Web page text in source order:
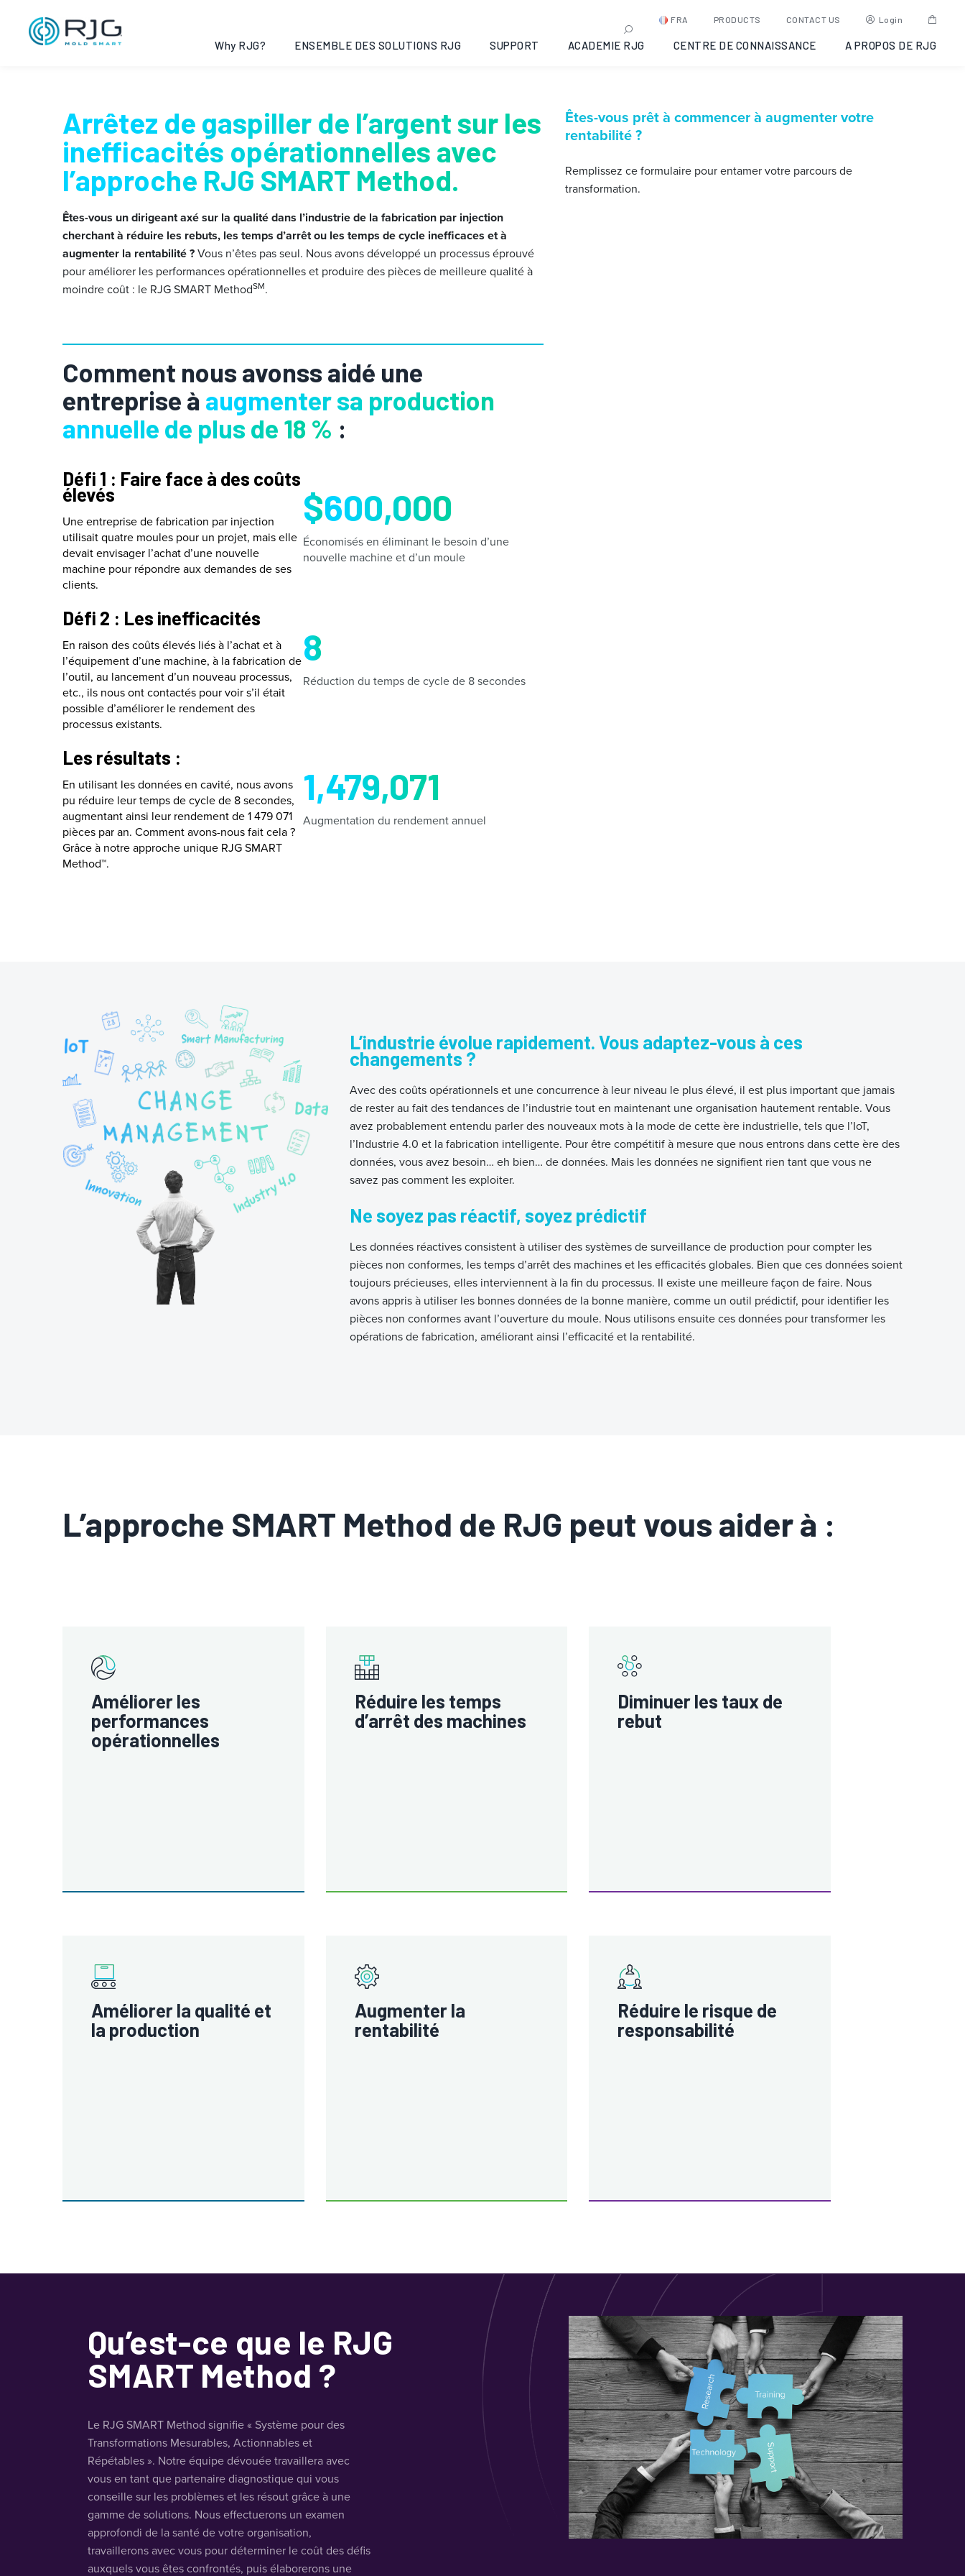
contenu
FRA PRODUCTS CONTACT US Login
Why RJG? ENSEMBLE DES SOLUTIONS RJG SUPPORT ACADEMIE RJG CENTRE DE CONNAISSANCE A PROPOS DE RJG
Arrêtez de gaspiller de l’argent sur les
inefficacités opérationnelles avec
l’approche RJG SMART Method.
Êtes-vous un dirigeant axé sur la qualité dans l’industrie de la fabrication par injection
cherchant à réduire les rebuts, les temps d’arrêt ou les temps de cycle inefficaces et à
augmenter la rentabilité ?Vous n’êtes pas seul. Nous avons développé un processus éprouvé
pour améliorer les performances opérationnelles et produire des pièces de meilleure qualité à
moindre coût : le RJG SMART MethodSM.
Comment nous avonss aidé une
entreprise à augmenter sa production
annuelle de plus de 18 % :
Défi 1 : Faire face à des coûts
élevés
Une entreprise de fabrication par injection
utilisait quatre moules pour un projet, mais elle
devait envisager l’achat d’une nouvelle
machine pour répondre aux demandes de ses
clients.
$600,000
Économisés en éliminant le besoin d’une
nouvelle machine et d’un moule
Défi 2 : Les inefficacités
En raison des coûts élevés liés à l’achat et à
l’équipement d’une machine, à la fabrication de
l’outil, au lancement d’un nouveau processus,
etc., ils nous ont contactés pour voir s’il était
possible d’améliorer le rendement des
processus existants.
8
Réduction du temps de cycle de 8 secondes
Les résultats :
En utilisant les données en cavité, nous avons
pu réduire leur temps de cycle de 8 secondes,
augmentant ainsi leur rendement de 1 479 071
pièces par an. Comment avons-nous fait cela ?
Grâce à notre approche unique RJG SMART
Method™.
1,479,071
Augmentation du rendement annuel
Êtes-vous prêt à commencer à augmenter votre
rentabilité ?
Remplissez ce formulaire pour entamer votre parcours de
transformation.
L’industrie évolue rapidement. Vous adaptez-vous à ces
changements ?
Avec des coûts opérationnels et une concurrence à leur niveau le plus élevé, il est plus important que jamais
de rester au fait des tendances de l’industrie tout en maintenant une organisation hautement rentable. Vous
avez probablement entendu parler des nouveaux mots à la mode de cette ère industrielle, tels que l’IoT,
l’Industrie 4.0 et la fabrication intelligente. Pour être compétitif à mesure que nous entrons dans cette ère des
données, vous avez besoin… eh bien… de données. Mais les données ne signifient rien tant que vous ne
savez pas comment les exploiter.
Ne soyez pas réactif, soyez prédictif
Les données réactives consistent à utiliser des systèmes de surveillance de production pour compter les
pièces non conformes, les temps d’arrêt des machines et les efficacités globales. Bien que ces données soient
toujours précieuses, elles interviennent à la fin du processus. Il existe une meilleure façon de faire. Nous
avons appris à utiliser les bonnes données de la bonne manière, comme un outil prédictif, pour identifier les
pièces non conformes avant l’ouverture du moule. Nous utilisons ensuite ces données pour transformer les
opérations de fabrication, améliorant ainsi l’efficacité et la rentabilité.
L’approche SMART Method de RJG peut vous aider à :
Améliorer les
performances
opérationnelles
Réduire les temps
d’arrêt des machines
Diminuer les taux de
rebut
Améliorer la qualité et
la production
Augmenter la
rentabilité
Réduire le risque de
responsabilité
Qu’est-ce que le RJG
SMART Method ?
Le RJG SMART Method signifie « Système pour des
Transformations Mesurables, Actionnables et
Répétables ». Notre équipe dévouée travaillera avec
vous en tant que partenaire diagnostique qui vous
conseille sur les problèmes et les résout grâce à une
gamme de solutions. Nous effectuerons un examen
approfondi de la santé de votre organisation,
travaillerons avec vous pour déterminer le coût des défis
auxquels vous êtes confrontés, puis élaborerons une